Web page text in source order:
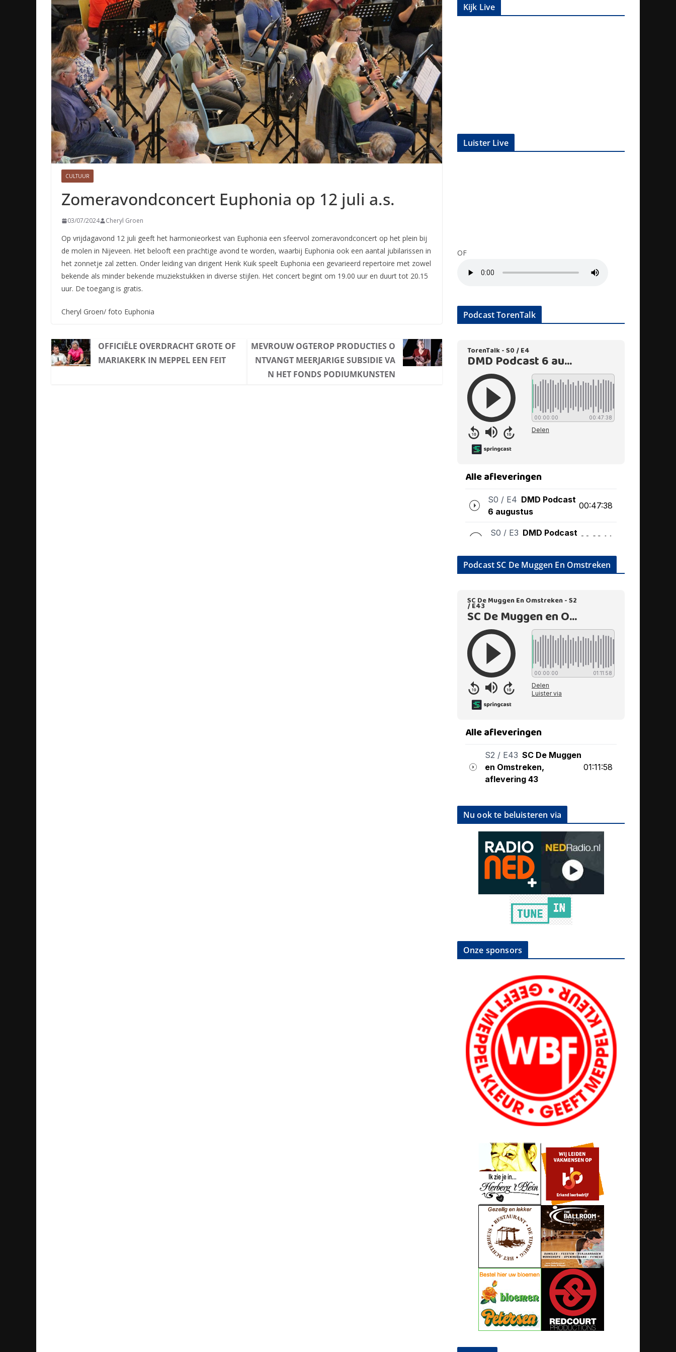
CULTUUR
Zomeravondconcert Euphonia op 12 juli a.s.
03/07/2024 Cheryl Groen
Op vrijdagavond 12 juli geeft het harmonieorkest van Euphonia een sfeervol zomeravondconcert op het plein bij
de molen in Nijeveen. Het belooft een prachtige avond te worden, waarbij Euphonia ook een aantal jubilarissen in
het zonnetje zal zetten. Onder leiding van dirigent Henk Kuik speelt Euphonia een gevarieerd repertoire met zowel
bekende als minder bekende muziekstukken in diverse stijlen. Het concert begint om 19.00 uur en duurt tot 20.15
uur. De toegang is gratis.
Cheryl Groen/ foto Euphonia
OFFICIËLE OVERDRACHT GROTE OF
MARIAKERK IN MEPPEL EEN FEIT
MEVROUW OGTEROP PRODUCTIES O
NTVANGT MEERJARIGE SUBSIDIE VA
N HET FONDS PODIUMKUNSTEN
Kijk Live
Luister Live
OF
Podcast TorenTalk
Podcast SC De Muggen En Omstreken
Nu ook te beluisteren via
Onze sponsors